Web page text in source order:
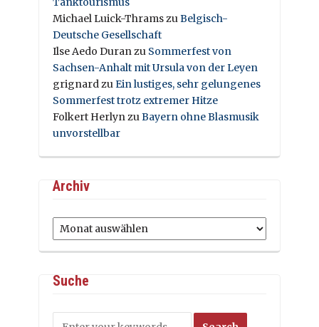
Michael Luick-Thrams zu Belgisch-
Deutsche Gesellschaft
Ilse Aedo Duran zu Sommerfest von
Sachsen-Anhalt mit Ursula von der Leyen
grignard zu Ein lustiges, sehr gelungenes
Sommerfest trotz extremer Hitze
Folkert Herlyn zu Bayern ohne Blasmusik
unvorstellbar
Archiv
Archiv
Suche